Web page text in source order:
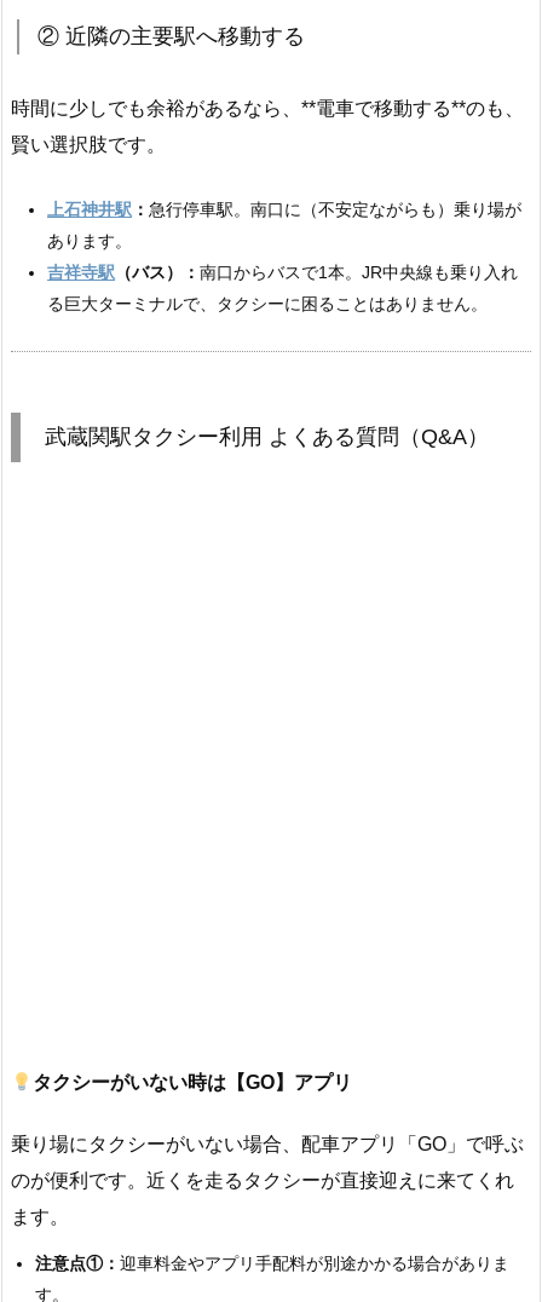
② 近隣の主要駅へ移動する
時間に少しでも余裕があるなら、**電車で移動する**のも、
賢い選択肢です。
上石神井駅 ： 急行停車駅。南口に（不安定ながらも）乗り場が
あります。
吉祥寺駅 （バス）： 南口からバスで1本。JR中央線も乗り入れ
る巨大ターミナルで、タクシーに困ることはありません。
武蔵関駅タクシー利用 よくある質問（Q&A）
タクシーがいない時は【GO】アプリ
乗り場にタクシーがいない場合、配車アプリ「GO」で呼ぶ
のが便利です。近くを走るタクシーが直接迎えに来てくれ
ます。
注意点①： 迎車料金やアプリ手配料が別途かかる場合がありま
す。